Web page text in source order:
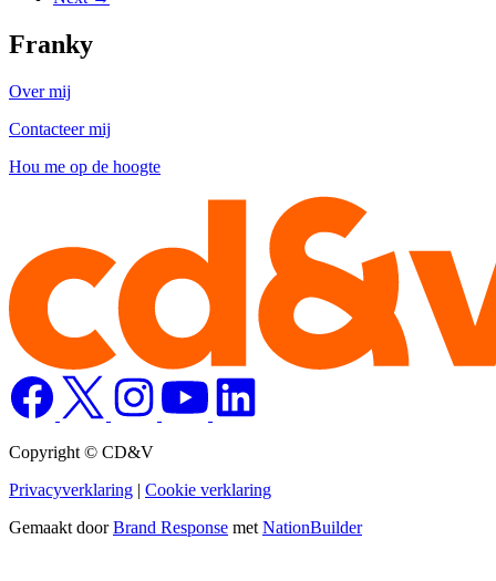
Franky
Over mij
Contacteer mij
Hou me op de hoogte
Copyright © CD&V
Privacyverklaring | Cookie verklaring
Gemaakt doorBrand Response met NationBuilder